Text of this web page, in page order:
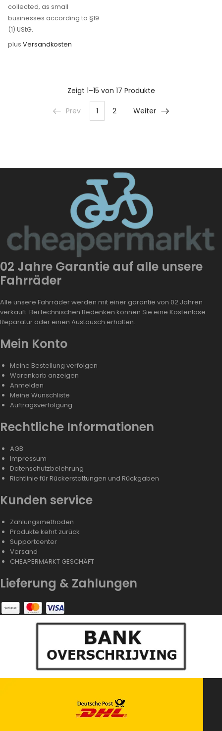
collected, as small
businesses according to §19
(1) UStG.
plus Versandkosten
Zeigt 1–15 von 17 Produkte
Prev 1 2 Weiter
02 Jahre Garantie auf alle unsere
Fahrräder
Alle unsere Fahrräder werden mit einer garantie von 02 Jahren
verkauft. Bei technischen Bedenken können Sie eine Kostenlose
Reparatur oder einen Austausch erhalten.
Mein Konto
Meine Bestellung verfolgen
Warenkorb anzeigen
Anmelden
Meine Wunschliste
Auftragsverfolgung
Rechtliche Informationen
AGB
Impressum
Datenschutzbelehrung
Richtlinie für Rückerstattungen und Rückgaben
Kunden service
Zahlungsmethoden
Produkte kehrt zurück
Supportcenter
Versand
CHEAPERMARKT GESCHÄFT
Lieferung & Zahlungen